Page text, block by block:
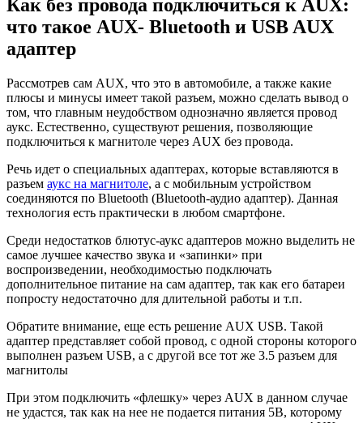
Как без провода подключиться к AUX:
что такое AUX- Bluetooth и USB AUX
адаптер
Рассмотрев сам AUX, что это в автомобиле, а также какие
плюсы и минусы имеет такой разъем, можно сделать вывод о
том, что главным неудобством однозначно является провод
аукс. Естественно, существуют решения, позволяющие
подключиться к магнитоле через AUX без провода.
Речь идет о специальных адаптерах, которые вставляются в
разъем аукс на магнитоле, а с мобильным устройством
соединяются по Bluetooth (Bluetooth-аудио адаптер). Данная
технология есть практически в любом смартфоне.
Среди недостатков блютус-аукс адаптеров можно выделить не
самое лучшее качество звука и «запинки» при
воспроизведении, необходимостью подключать
дополнительное питание на сам адаптер, так как его батареи
попросту недостаточно для длительной работы и т.п.
Обратите внимание, еще есть решение AUX USB. Такой
адаптер представляет собой провод, с одной стороны которого
выполнен разъем USB, а с другой все тот же 3.5 разъем для
магнитолы
При этом подключить «флешку» через AUX в данном случае
не удастся, так как на нее не подается питания 5В, которому